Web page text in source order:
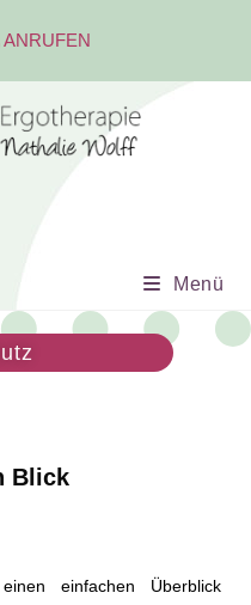
ANRUFEN
Menü
Blick
einfachen Überblick